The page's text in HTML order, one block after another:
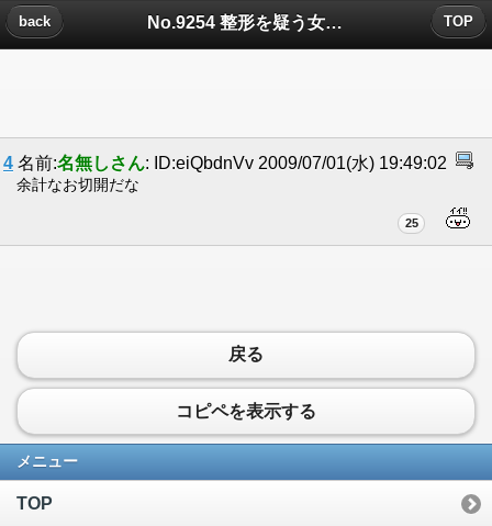
No.9254 整形を疑う女の怖さについたコメント
back TOP
4 名前:名無しさん: ID:eiQbdnVv 2009/07/01(水) 19:49:02
余計なお切開だな
25
戻る
コピペを表示する
メニュー
TOP